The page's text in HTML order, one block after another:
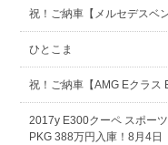
祝！ご納車【メルセデスベ
ひとこま
祝！ご納車【AMG Eクラス
2017y E300クーペ スポー
PKG 388万円入庫！8月4日